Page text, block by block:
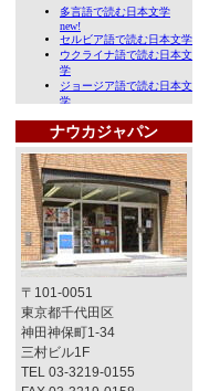
ナウカジャパン
〒101-0051
東京都千代田区
神田神保町1-34
三村ビル1F
TEL 03-3219-0155